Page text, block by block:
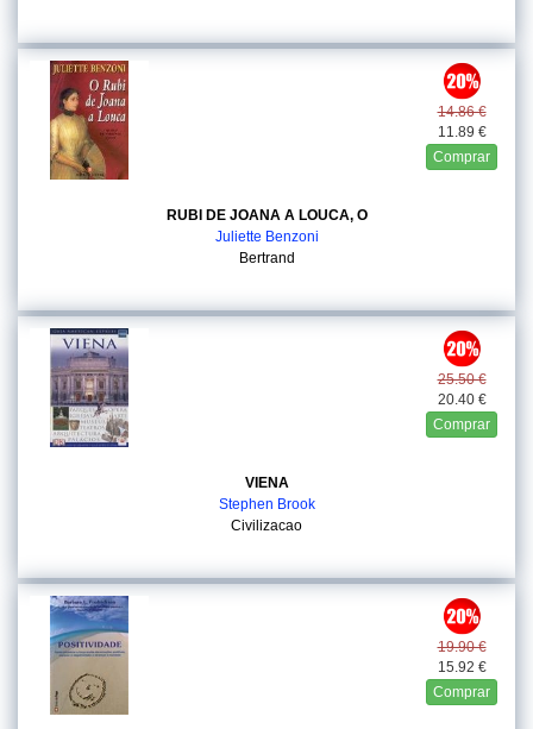
14.86 €
11.89 €
Comprar
RUBI DE JOANA A LOUCA, O
Juliette Benzoni
Bertrand
25.50 €
20.40 €
Comprar
VIENA
Stephen Brook
Civilizacao
19.90 €
15.92 €
Comprar